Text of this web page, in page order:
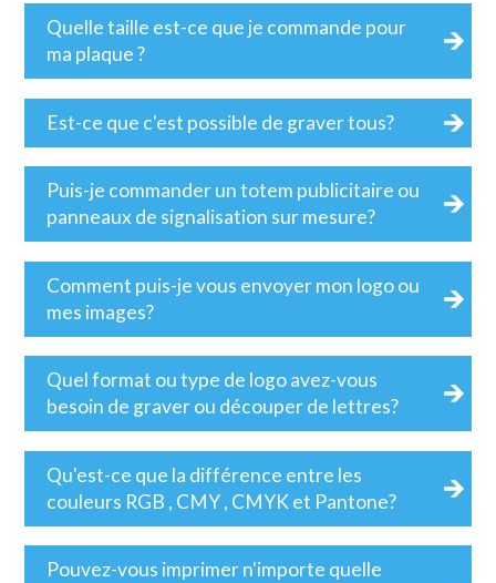
Quelle taille est-ce que je commande pour
ma plaque ?
Est-ce que c'est possible de graver tous?
Puis-je commander un totem publicitaire ou
panneaux de signalisation sur mesure?
Comment puis-je vous envoyer mon logo ou
mes images?
Quel format ou type de logo avez-vous
besoin de graver ou découper de lettres?
Qu'est-ce que la différence entre les
couleurs RGB , CMY , CMYK et Pantone?
Pouvez-vous imprimer n'importe quelle